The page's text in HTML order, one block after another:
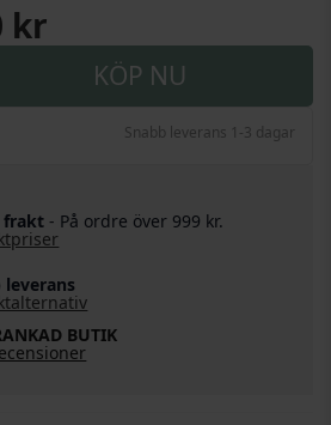
kr
KÖP NU
Snabb leverans 1-3 dagar
frakt - På ordre över 999 kr.
leverans
BUTIK